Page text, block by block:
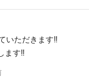
いただきます‼︎
ます‼︎